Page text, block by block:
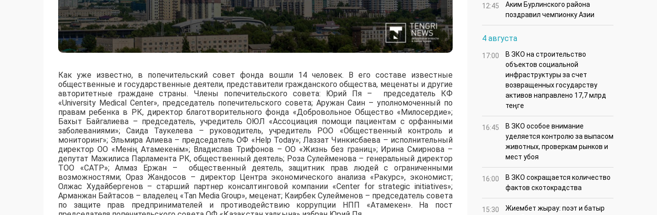
Как уже известно, в попечительский совет фонда вошли 14 человек. В его составе известные
общественные и государственные деятели, представители гражданского общества, меценаты и другие
авторитетные граждане страны. Члены попечительского совета: Юрий Пя – председатель КФ
«University Medical Center», председатель попечительского совета; Аружан Саин – уполномоченный по
правам ребенка в РК, директор благотворительного фонда «Добровольное Общество «Милосердие»;
Бахыт Байгалиева – председатель, учредитель ОЮЛ «Ассоциация помощи пациентам с орфанными
заболеваниями»; Саида Таукелева – руководитель, учредитель РОО «Общественный контроль и
мониторинг»; Эльмира Алиева – председатель ОФ «Help Today»; Лаззат Чинкисбаева – исполнительный
директор ОО «Менің Атамекенім»; Владислав Трифонов – ОО «Жизнь без границ»; Ирина Смирнова –
депутат Мажилиса Парламента РК, общественный деятель; Роза Сулейменова – генеральный директор
ТОО «САТР»; Алмаз Ержан – общественный деятель, защитник прав людей с ограниченными
возможностями; Ораз Жандосов – директор Центра экономического анализа «Ракурс», экономист;
Олжас Худайбергенов – старший партнер консалтинговой компании «Center for strategic initiatives»;
Арманжан Байтасов – владелец «Tan Media Group», меценат; Каирбек Сулейменов – председатель совета
по защите прав предпринимателей и противодействию коррупции НПП «Атамекен». На пост
12:45
Аким Бурлинского района
поздравил чемпионку Азии
4 августа
17:00
В ЗКО на строительство
объектов социальной
инфраструктуры за счет
возвращенных государству
активов направлено 17,7 млрд
теңге
16:45
В ЗКО особое внимание
уделяется контролю за выпасом
животных, проверкам рынков и
мест убоя
16:00
В ЗКО сокращается количество
фактов скотокрадства
15:30
Жиембет жырау: поэт и батыр